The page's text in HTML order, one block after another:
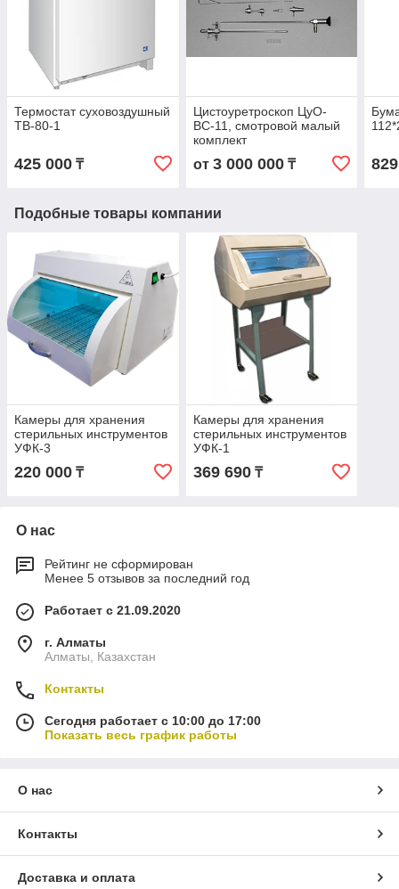
Термостат суховоздушный
ТВ-80-1
425 000 ₸
Цистоуретроскоп ЦуО-
ВС-11, смотровой малый
комплект
от 3 000 000₸ 829
Подобные товары компании
Камеры для хранения
стерильных инструментов
УФК-3
220 000 ₸
Камеры для хранения
стерильных инструментов
УФК-1
369 690₸
О нас
Рейтинг не сформирован
Менее 5 отзывов за последний год
Работает с 21.09.2020
г. Алматы
Алматы, Казахстан
Контакты
Сегодня работает с 10:00 до 17:00
Показать весь график работы
О нас
Контакты
Доставка и оплата